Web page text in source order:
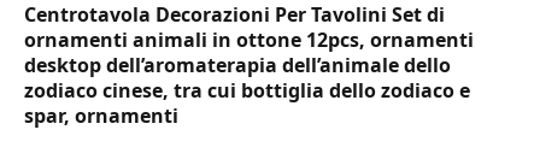
Centrotavola Decorazioni Per Tavolini Set di
ornamenti animali in ottone 12pcs, ornamenti
desktop dell’aromaterapia dell’animale dello
zodiaco cinese, tra cui bottiglia dello zodiaco e
spar, ornamenti